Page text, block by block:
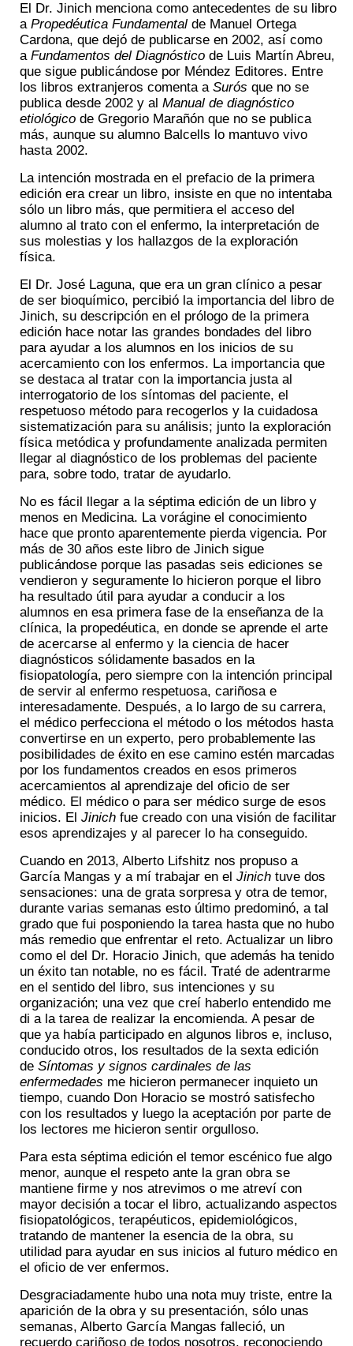
El Dr. Jinich menciona como antecedentes de su libro
a Propedéutica Fundamental de Manuel Ortega
Cardona, que dejó de publicarse en 2002, así como
a Fundamentos del Diagnóstico de Luis Martín Abreu,
que sigue publicándose por Méndez Editores. Entre
los libros extranjeros comenta a Surós que no se
publica desde 2002 y al Manual de diagnóstico
etiológico de Gregorio Marañón que no se publica
más, aunque su alumno Balcells lo mantuvo vivo
hasta 2002.
La intención mostrada en el prefacio de la primera
edición era crear un libro, insiste en que no intentaba
sólo un libro más, que permitiera el acceso del
alumno al trato con el enfermo, la interpretación de
sus molestias y los hallazgos de la exploración
física.
El Dr. José Laguna, que era un gran clínico a pesar
de ser bioquímico, percibió la importancia del libro de
Jinich, su descripción en el prólogo de la primera
edición hace notar las grandes bondades del libro
para ayudar a los alumnos en los inicios de su
acercamiento con los enfermos. La importancia que
se destaca al tratar con la importancia justa al
interrogatorio de los síntomas del paciente, el
respetuoso método para recogerlos y la cuidadosa
sistematización para su análisis; junto la exploración
física metódica y profundamente analizada permiten
llegar al diagnóstico de los problemas del paciente
para, sobre todo, tratar de ayudarlo.
No es fácil llegar a la séptima edición de un libro y
menos en Medicina. La vorágine el conocimiento
hace que pronto aparentemente pierda vigencia. Por
más de 30 años este libro de Jinich sigue
publicándose porque las pasadas seis ediciones se
vendieron y seguramente lo hicieron porque el libro
ha resultado útil para ayudar a conducir a los
alumnos en esa primera fase de la enseñanza de la
clínica, la propedéutica, en donde se aprende el arte
de acercarse al enfermo y la ciencia de hacer
diagnósticos sólidamente basados en la
fisiopatología, pero siempre con la intención principal
de servir al enfermo respetuosa, cariñosa e
interesadamente. Después, a lo largo de su carrera,
el médico perfecciona el método o los métodos hasta
convertirse en un experto, pero probablemente las
posibilidades de éxito en ese camino estén marcadas
por los fundamentos creados en esos primeros
acercamientos al aprendizaje del oficio de ser
médico. El médico o para ser médico surge de esos
inicios. El Jinich fue creado con una visión de facilitar
esos aprendizajes y al parecer lo ha conseguido.
Cuando en 2013, Alberto Lifshitz nos propuso a
García Mangas y a mí trabajar en el Jinich tuve dos
sensaciones: una de grata sorpresa y otra de temor,
durante varias semanas esto último predominó, a tal
grado que fui posponiendo la tarea hasta que no hubo
más remedio que enfrentar el reto. Actualizar un libro
como el del Dr. Horacio Jinich, que además ha tenido
un éxito tan notable, no es fácil. Traté de adentrarme
en el sentido del libro, sus intenciones y su
organización; una vez que creí haberlo entendido me
di a la tarea de realizar la encomienda. A pesar de
que ya había participado en algunos libros e, incluso,
conducido otros, los resultados de la sexta edición
de Síntomas y signos cardinales de las
enfermedades me hicieron permanecer inquieto un
tiempo, cuando Don Horacio se mostró satisfecho
con los resultados y luego la aceptación por parte de
los lectores me hicieron sentir orgulloso.
Para esta séptima edición el temor escénico fue algo
menor, aunque el respeto ante la gran obra se
mantiene firme y nos atrevimos o me atreví con
mayor decisión a tocar el libro, actualizando aspectos
fisiopatológicos, terapéuticos, epidemiológicos,
tratando de mantener la esencia de la obra, su
utilidad para ayudar en sus inicios al futuro médico en
el oficio de ver enfermos.
Desgraciadamente hubo una nota muy triste, entre la
aparición de la obra y su presentación, sólo unas
semanas, Alberto García Mangas falleció, un
recuerdo cariñoso de todos nosotros, reconociendo